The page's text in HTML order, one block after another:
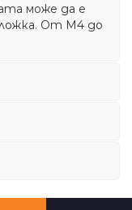
може да е
От М4 до